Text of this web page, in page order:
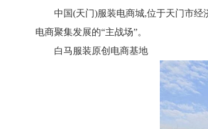
中国(天门)服装电商城,位于天门市
电商聚集发展的“主战场”。
白马服装原创电商基地